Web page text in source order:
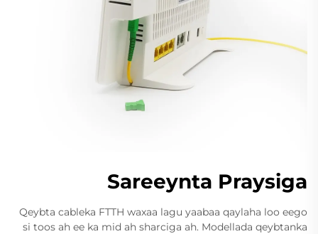
Sareeynta Praysiga
Qeybta cableka FTTH waxaa lagu yaabaa qaylaha loo eego
si toos ah ee ka mid ah sharciga ah. Modellada qeybtanka